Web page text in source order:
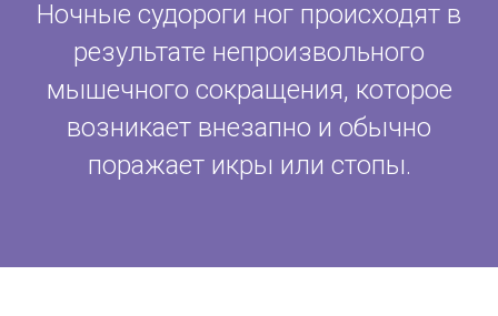
Ночные судороги ног происходят в
результате непроизвольного
мышечного сокращения, которое
возникает внезапно и обычно
поражает икры или стопы.